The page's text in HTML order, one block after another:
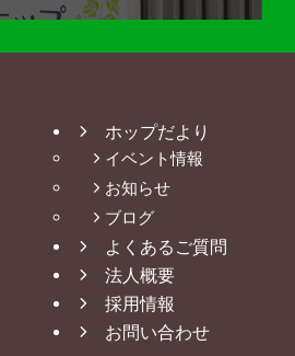
ホップだより
イベント情報
お知らせ
ブログ
よくあるご質問
法人概要
採用情報
お問い合わせ